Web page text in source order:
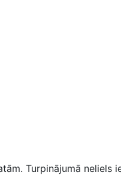
Turpinājumā neliels